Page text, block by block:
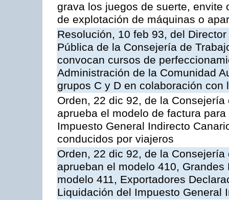
grava los juegos de suerte, envite
de explotación de máquinas o
Resolución, 10 feb 93, del
Pública de la Consejería de
convocan cursos de
Administración de la Comunidad
grupos C y D en colaboración con
Orden, 22 dic 92, de la
aprueba el modelo de factura
Impuesto General Indirecto
conducidos por viajeros
Orden, 22 dic 92, de la
aprueban el modelo 410,
modelo 411, Exportadores
Liquidación del Impuesto General